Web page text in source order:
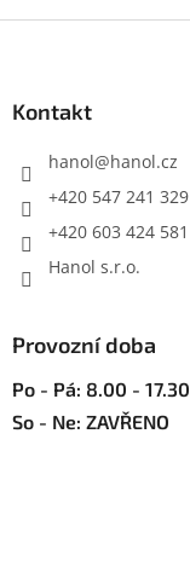
Kontakt
hanol@hanol.cz
+420 547 241 329
+420 603 424 581
Hanol s.r.o.
Provozní doba
Po - Pá: 8.00 - 17.30
So - Ne: ZAVŘENO